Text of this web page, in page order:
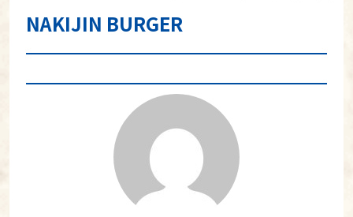
NAKIJIN BURGER